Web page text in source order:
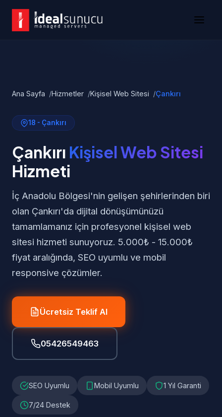
Ana Sayfa Hizmetler Kişisel Web Sitesi Çankırı
18 - Çankırı
Çankırı Kişisel Web Sitesi
Hizmeti
İç Anadolu Bölgesi'nin gelişen şehirlerinden biri
olan Çankırı'da dijital dönüşümünüzü
tamamlamanız için profesyonel kişisel web
sitesi hizmeti sunuyoruz. 5.000₺ - 15.000₺
fiyat aralığında, SEO uyumlu ve mobil
responsive çözümler.
Ücretsiz Teklif Al
05426549463
SEO Uyumlu Mobil Uyumlu 1 Yıl Garanti
7/24 Destek